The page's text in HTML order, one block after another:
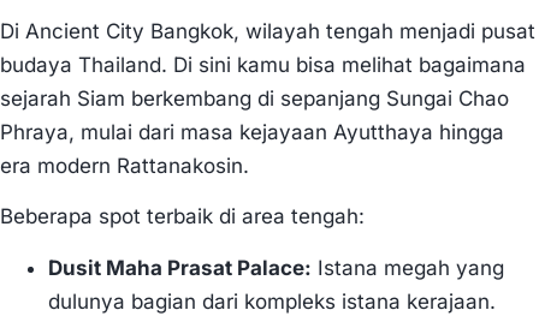
Di Ancient City Bangkok, wilayah tengah menjadi pusat
budaya Thailand. Di sini kamu bisa melihat bagaimana
sejarah Siam berkembang di sepanjang Sungai Chao
Phraya, mulai dari masa kejayaan Ayutthaya hingga
era modern Rattanakosin.
Beberapa spot terbaik di area tengah:
Dusit Maha Prasat Palace: Istana megah yang
dulunya bagian dari kompleks istana kerajaan.